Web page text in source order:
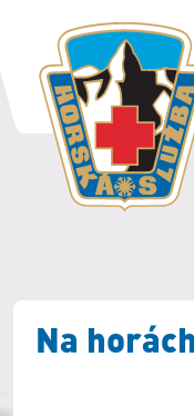
Na horách